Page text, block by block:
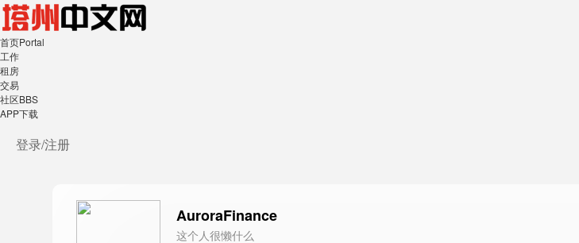
首页Portal
工作
租房
交易
社区BBS
APP下载
登录/注册
AuroraFinance
这个人很懒什么